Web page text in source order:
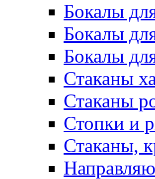
Бокалы
Бокалы
Бокалы
Стаканы
Стаканы
Стопки и
Стаканы,